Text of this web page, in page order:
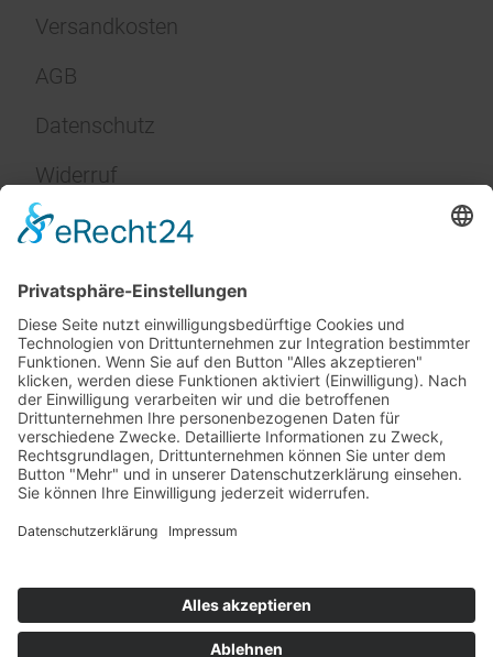
Versandkosten
AGB
Datenschutz
Widerruf
Impressum
Service
FAQ
Zahlungsarten